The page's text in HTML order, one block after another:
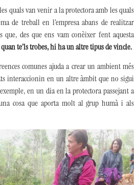
quals van venir a la protectora amb les quals
de treball en l’empresa abans de realitzar
des que ens vam conèixer fent aquesta
te’ls trobes, hi ha un altre tipus de vincle.
comunes ajuda a crear un ambient més
interaccionin en un altre àmbit que no sigui
en un dia en la protectora passejant a
cosa que aporta molt al grup humà i als